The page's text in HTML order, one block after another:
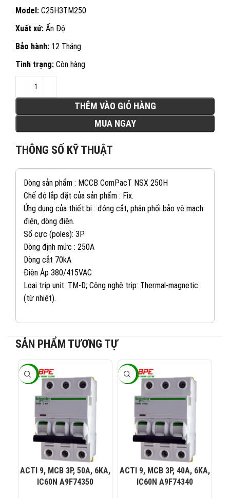
Model: C25H3TM250
Xuất xứ: Ấn Độ
Bảo hành: 12 Tháng
Tình trạng: Còn hàng
THÊM VÀO GIỎ HÀNG
MUA NGAY
THÔNG SỐ KỸ THUẬT
Dòng sản phẩm : MCCB ComPacT NSX 250H
Chế độ lắp đặt của sản phẩm : Fix.
Ứng dụng của thiết bị : đóng cắt, phân phối bảo vệ mạch
điện, dòng điện.
Số cực (poles): 3P
Dòng định mức : 250A
Dòng cắt 70kA
Điện Áp 380/415VAC
Loại trip unit: TM-D; Công nghệ trip: Thermal-magnetic
(từ nhiệt).
SẢN PHẨM TƯƠNG TỰ
-40%
ACTI 9, MCB 3P, 50A, 6KA,
IC60N A9F74350
-40%
ACTI 9, MCB 3P, 40A, 6KA,
IC60N A9F74340
KINH DOANH 1: 082 234 2688
KINH DOANH 2: 0965 101 613
KINH DOANH 3: 0824 927 568
KINH DOANH 4: 0823 944 186